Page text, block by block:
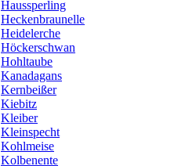
Haussperling
Heckenbraunelle
Heidelerche
Höckerschwan
Hohltaube
Kanadagans
Kernbeißer
Kiebitz
Kleiber
Kleinspecht
Kohlmeise
Kolbenente